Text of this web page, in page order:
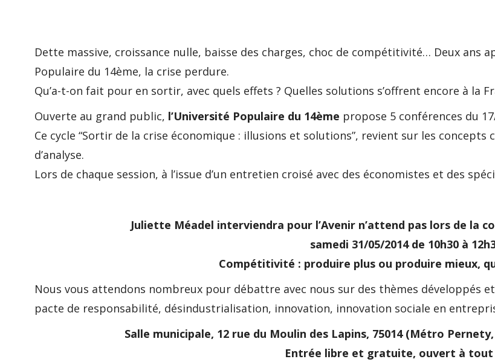
Dette massive, croissance nulle, baisse des charges, choc de compétitivité… Deux ans
Populaire du 14ème, la crise perdure.
Qu’a-t-on fait pour en sortir, avec quels effets ? Quelles solutions s’offrent encore à la
Ouverte au grand public, l’Université Populaire du 14ème propose 5 conférences du
Ce cycle “Sortir de la crise économique : illusions et solutions”, revient sur les concepts
d’analyse.
Lors de chaque session, à l’issue d’un entretien croisé avec des économistes et des
Juliette Méadel interviendra pour l’Avenir n’attend pas lors de la
samedi 31/05/2014 de 10h30 à
Compétitivité : produire plus ou produire mieux,
Nous vous attendons nombreux pour débattre avec nous sur des thèmes développés
pacte de responsabilité, désindustrialisation, innovation, innovation sociale en
Salle municipale, 12 rue du Moulin des Lapins, 75014 (Métro
Entrée libre et gratuite, ouvert à tout